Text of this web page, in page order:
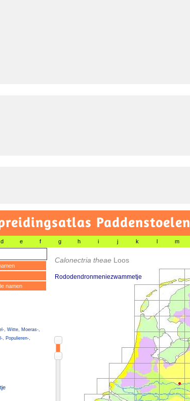
Paddenstoelen
d e f g h i j k l m
namen
, Witte, Moeras-,
, Populieren-,
Calonectria theae Loos
Rododendronmeniezwammetje